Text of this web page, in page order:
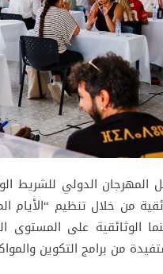
من خلال تنظيم
الوثائقية على المستوى
من برامج التكوين